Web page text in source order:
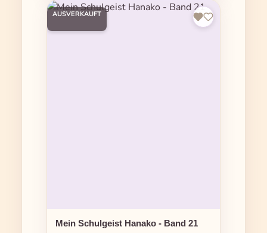
AUSVERKAUFT
Mein Schulgeist Hanako - Band 21